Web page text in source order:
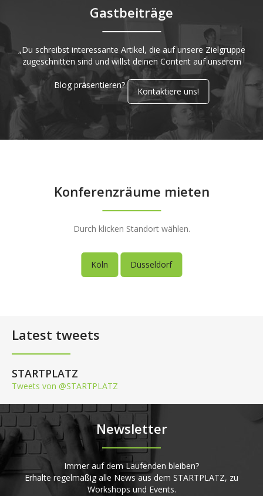
Gastbeiträge
„Du schreibst interessante Artikel, die auf unsere Zielgruppe
zugeschnitten sind und willst deinen Content auf unserem
Blog präsentieren?
Kontaktiere uns!
Konferenzräume mieten
Durch klicken Standort wählen.
Köln Düsseldorf
Latest tweets
STARTPLATZ
Tweets von @STARTPLATZ
Newsletter
Immer auf dem Laufenden bleiben?
Erhalte regelmäßig alle News aus dem STARTPLATZ, zu
Workshops und Events.